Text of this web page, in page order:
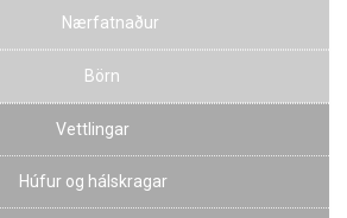
Nærfatnaður
Börn
Vettlingar
Húfur og hálskragar